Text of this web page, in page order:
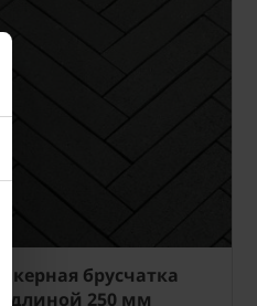
брусчатка
длиной 250 мм